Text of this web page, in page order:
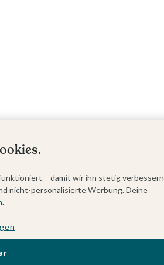
– damit wir ihn stetig verbessern
nicht-personalisierte Werbung. Deine